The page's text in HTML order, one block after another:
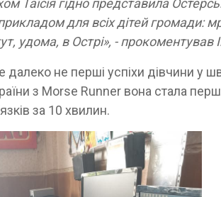
Таїсія гідно представила
для всіх дітей громади:
удома, в Острі», - прокоментував
не перші успіхи дівчини у
з Morse Runner вона стала
за 10 хвилин.